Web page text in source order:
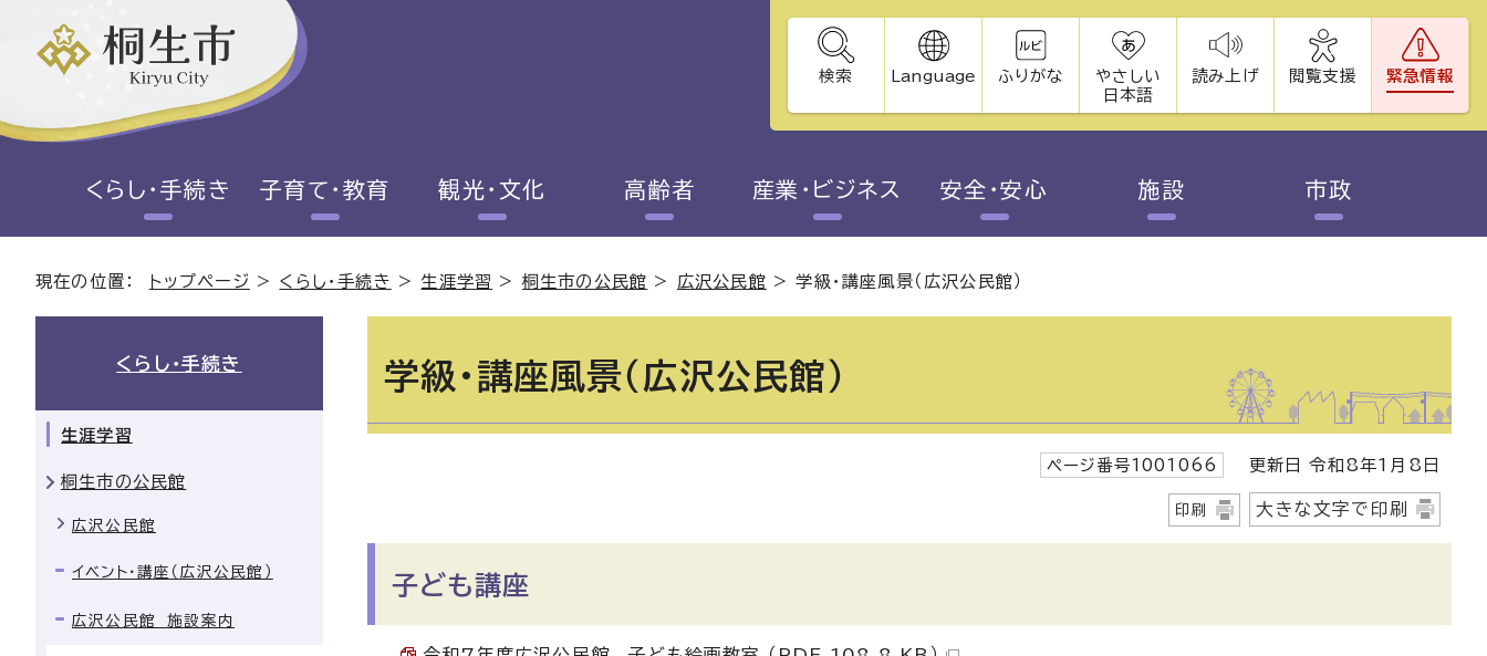
検索 Language ふりがな
やさしい
日本語
読み上げ 閲覧支援 緊急情報
くらし・手続き 子育て・教育 観光・文化 高齢者 産業・ビジネス 安全・安心 施設 市政
現在の位置： トップページ > くらし・手続き > 生涯学習 > 桐生市の公民館 > 広沢公民館 >学級・講座風景（広沢公民館）
学級・講座風景（広沢公民館）
ページ番号1001066 更新日 令和8年1月8日
印刷 大きな文字で印刷
子ども講座
くらし・手続き
生涯学習
桐生市の公民館
広沢公民館
イベント・講座（広沢公民館）
広沢公民館 施設案内